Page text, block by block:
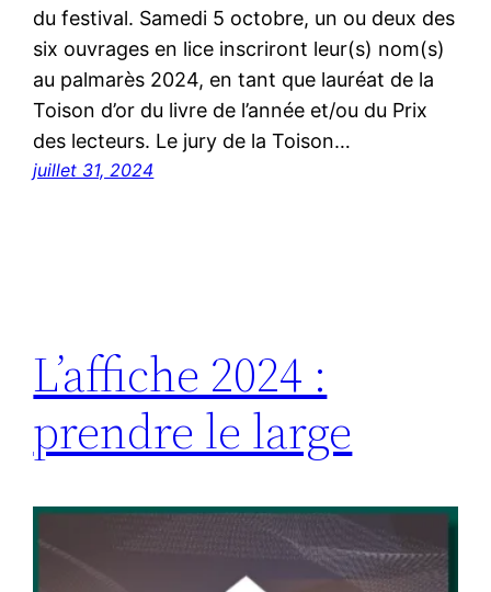
du festival. Samedi 5 octobre, un ou deux des
six ouvrages en lice inscriront leur(s) nom(s)
au palmarès 2024, en tant que lauréat de la
Toison d’or du livre de l’année et/ou du Prix
des lecteurs. Le jury de la Toison…
juillet 31, 2024
L’affiche 2024 :
prendre le large